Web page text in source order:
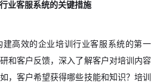
业客服系统的关键措施
建高效的企业培训行业客服系统的第一
和客户反馈，深入了解客户对培训内容
，客户希望获得哪些技能和知识？培训